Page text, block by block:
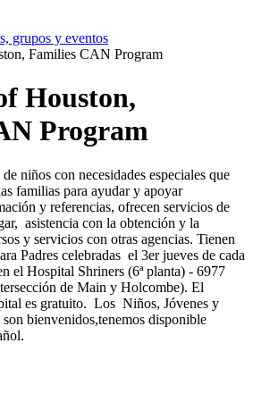
grupos y eventos
Families CAN Program
Houston,
Program
niños con necesidades especiales que
familias para ayudar y apoyar
y referencias, ofrecen servicios de
asistencia con la obtención y la
y servicios con otras agencias. Tienen
Padres celebradas el 3er jueves de cada
el Hospital Shriners (6ª planta) - 6977
de Main y Holcombe). El
es gratuito. Los Niños, Jóvenes y
bienvenidos,tenemos disponible